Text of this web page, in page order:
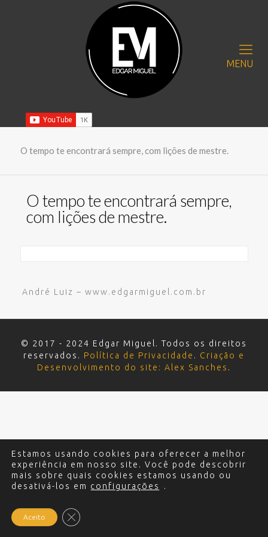
MENU
O tempo te encontrará sempre, com lições de mestre.
O tempo te encontrará sempre,
com lições de mestre.
André Luiz – www.edgarmiguel.com.br
© 2017 - 2024 Edgar Miguel. Todos os direitos
reservados. Política de Privacidade . Criação e
Desenvolvimento do site: Alex Sanches .
Estamos usando cookies para oferecer a melhor
experiência em nosso site. Você pode descobrir
mais sobre quais cookies estamos usando ou
desativá-los em configurações .
Aceito Close GDPR Cookie Banner